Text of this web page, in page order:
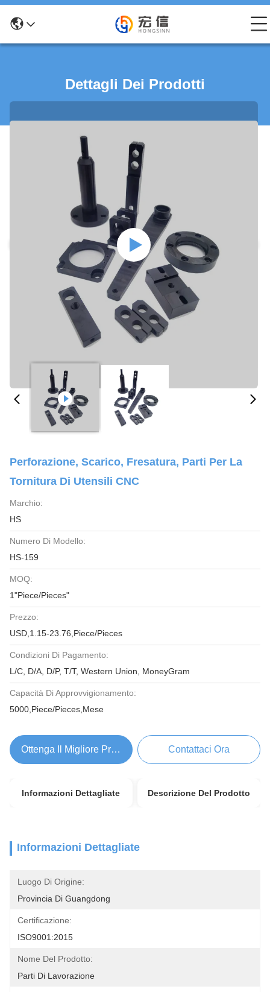
Dettagli Dei Prodotti
Perforazione, Scarico, Fresatura, Parti Per La
Tornitura Di Utensili CNC
Marchio:
HS
Numero Di Modello:
HS-159
MOQ:
1"Piece/Pieces"
Prezzo:
USD,1.15-23.76,Piece/Pieces
Condizioni Di Pagamento:
L/C, D/A, D/P, T/T, Western Union, MoneyGram
Capacità Di Approvvigionamento:
5000,Piece/Pieces,Mese
Ottenga Il Migliore Prezzo Contattaci Ora
Informazioni Dettagliate Descrizione Del Prodotto
Informazioni Dettagliate
Luogo Di Origine:
Provincia Di Guangdong
Certificazione:
ISO9001:2015
Nome Del Prodotto:
Parti Di Lavorazione